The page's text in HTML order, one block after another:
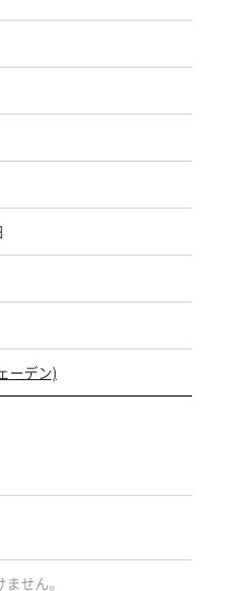
ーデン)
せん。